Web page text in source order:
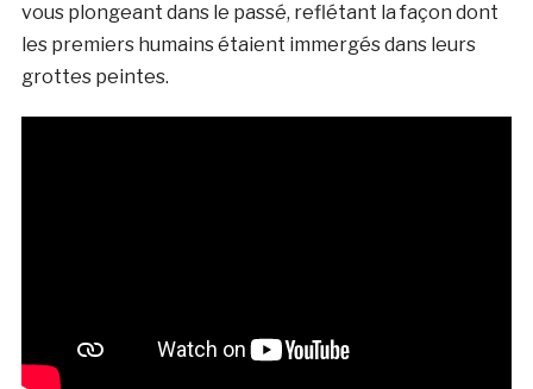
vous plongeant dans le passé, reflétant la façon dont
les premiers humains étaient immergés dans leurs
grottes peintes.